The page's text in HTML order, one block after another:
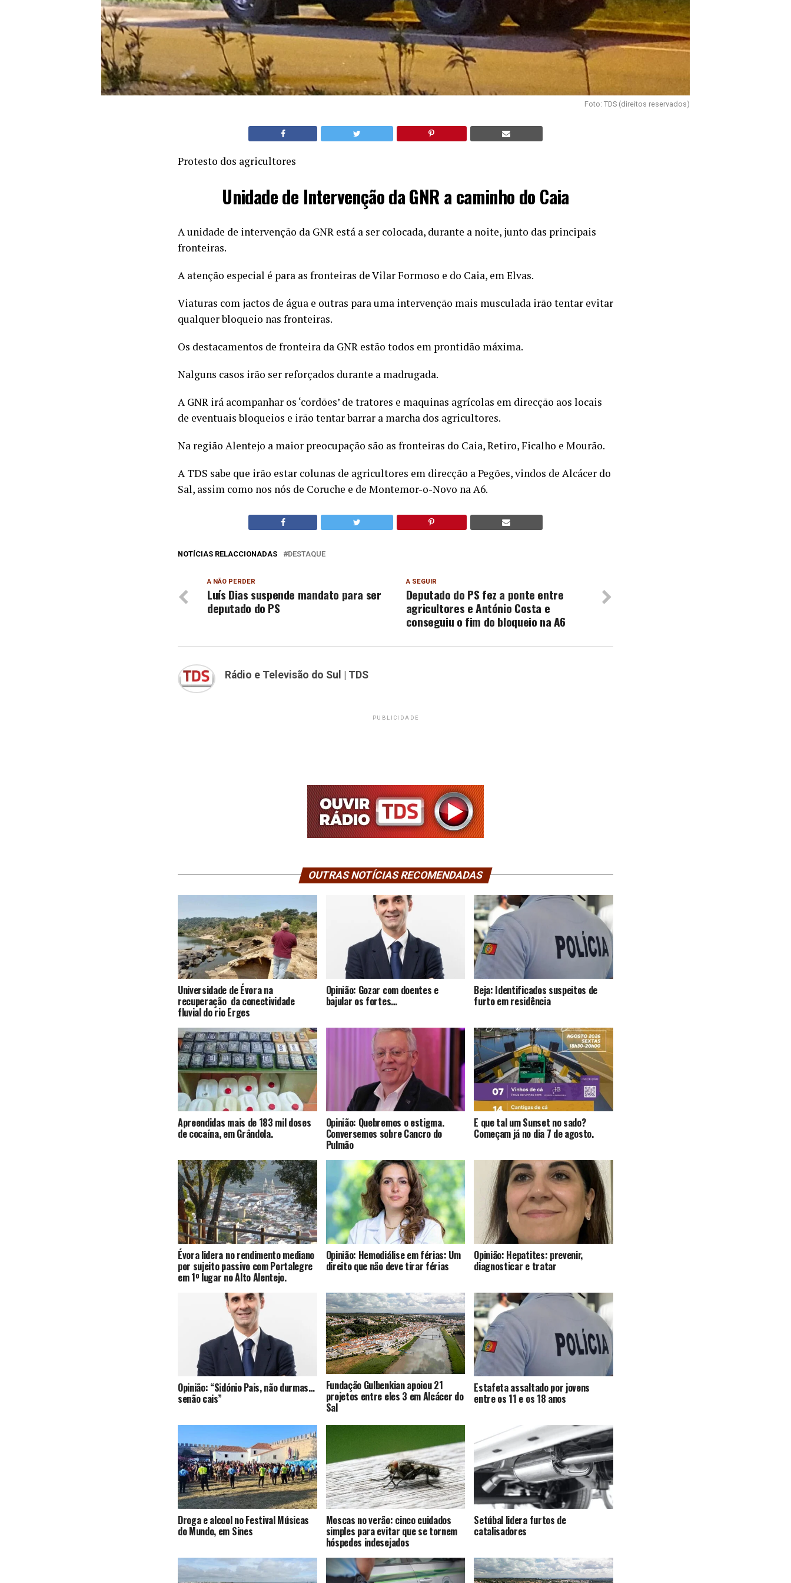
Foto: TDS (direitos reservados)
Protesto dos agricultores
Unidade de Intervenção da GNR a caminho do Caia
A unidade de intervenção da GNR está a ser colocada, durante a noite, junto das principais
fronteiras.
A atenção especial é para as fronteiras de Vilar Formoso e do Caia, em Elvas.
Viaturas com jactos de água e outras para uma intervenção mais musculada irão tentar evitar
qualquer bloqueio nas fronteiras.
Os destacamentos de fronteira da GNR estão todos em prontidão máxima.
Nalguns casos irão ser reforçados durante a madrugada.
A GNR irá acompanhar os ‘cordões’ de tratores e maquinas agrícolas em direcção aos locais
de eventuais bloqueios e irão tentar barrar a marcha dos agricultores.
Na região Alentejo a maior preocupação são as fronteiras do Caia, Retiro, Ficalho e Mourão.
A TDS sabe que irão estar colunas de agricultores em direcção a Pegões, vindos de Alcácer do
Sal, assim como nos nós de Coruche e de Montemor-o-Novo na A6.
NOTÍCIAS RELACCIONADAS DESTAQUE
A SEGUIR
Deputado do PS fez a ponte entre
agricultores e António Costa e
conseguiu o fim do bloqueio na A6
A NÃO PERDER
Luís Dias suspende mandato para ser
deputado do PS
Rádio e Televisão do Sul | TDS
PUBLICIDADE
OUTRAS NOTÍCIAS RECOMENDADAS
Universidade de Évora na
recuperação da conectividade
fluvial do rio Erges
Opinião: Gozar com doentes e
bajular os fortes…
Beja: Identificados suspeitos de
furto em residência
Apreendidas mais de 183 mil doses
de cocaína, em Grândola.
Opinião: Quebremos o estigma.
Conversemos sobre Cancro do
Pulmão
E que tal um Sunset no sado?
Começam já no dia 7 de agosto.
Évora lidera no rendimento mediano
por sujeito passivo com Portalegre
em 1º lugar no Alto Alentejo.
Opinião: Hemodiálise em férias: Um
direito que não deve tirar férias
Opinião: Hepatites: prevenir,
diagnosticar e tratar
Opinião: “Sidónio Pais, não durmas…
senão cais”
Fundação Gulbenkian apoiou 21
projetos entre eles 3 em Alcácer do
Sal
Estafeta assaltado por jovens
entre os 11 e os 18 anos
Droga e alcool no Festival Músicas
do Mundo, em Sines
Moscas no verão: cinco cuidados
simples para evitar que se tornem
hóspedes indesejados
Setúbal lidera furtos de
catalisadores